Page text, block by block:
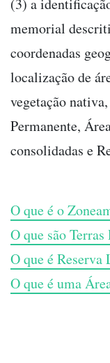
(3) a
memorial
coordenadas
localização de
vegetação
Permanente,
consolidadas e
O que é o
O que são
O que é Reserva
O que é uma